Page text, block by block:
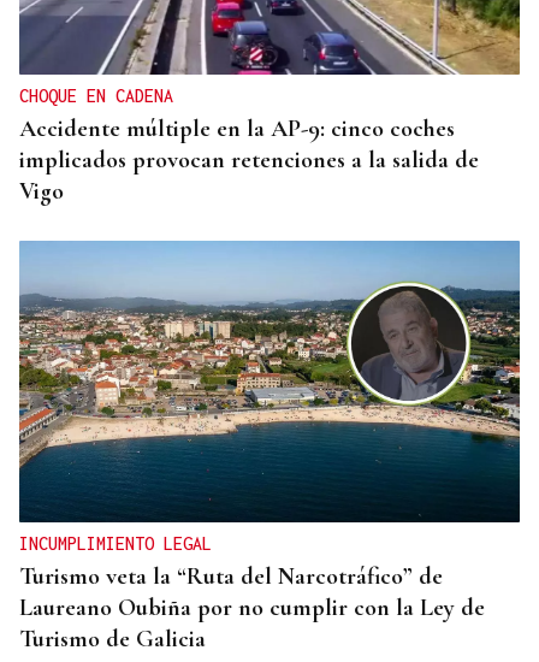
CHOQUE EN CADENA
Accidente múltiple en la AP-9: cinco coches
implicados provocan retenciones a la salida de
Vigo
INCUMPLIMIENTO LEGAL
Turismo veta la “Ruta del Narcotráfico” de
Laureano Oubiña por no cumplir con la Ley de
Turismo de Galicia